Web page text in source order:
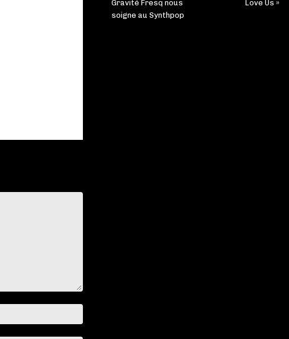
:*
Gravité Fresq nous
soigne au Synthpop
Love Us »